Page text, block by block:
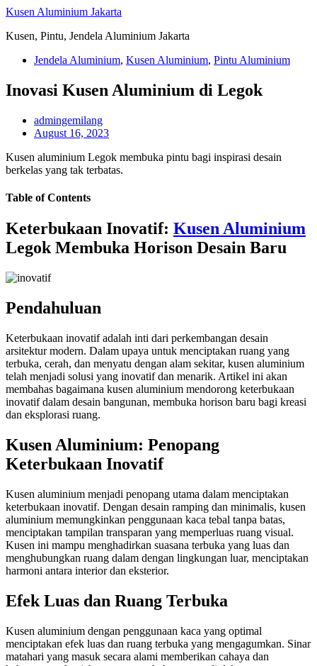
Skip
content
Kusen Aluminium Jakarta
Kusen, Pintu, Jendela Aluminium Jakarta
Jendela Aluminium, Kusen Aluminium, Pintu Aluminium
Inovasi Kusen Aluminium di Legok
admingemilang
August 16, 2023
Kusen aluminium Legok membuka pintu bagi inspirasi desain
berkelas yang tak terbatas.
Table of Contents
Keterbukaan Inovatif: Kusen Aluminium
Legok Membuka Horison Desain Baru
Pendahuluan
Keterbukaan inovatif adalah inti dari perkembangan desain
arsitektur modern. Dalam upaya untuk menciptakan ruang yang
terbuka, cerah, dan menyatu dengan alam sekitar, kusen aluminium
telah menjadi solusi yang inovatif dan menarik. Artikel ini akan
membahas bagaimana kusen aluminium mendorong keterbukaan
inovatif dalam desain bangunan, membuka horison baru bagi kreasi
dan eksplorasi ruang.
Kusen Aluminium: Penopang
Keterbukaan Inovatif
Kusen aluminium menjadi penopang utama dalam menciptakan
keterbukaan inovatif. Dengan desain ramping dan minimalis, kusen
aluminium memungkinkan penggunaan kaca tebal tanpa batas,
menciptakan tampilan transparan yang memperluas ruang visual.
Kusen ini mampu menghadirkan suasana terbuka yang luas dan
menghubungkan ruang dalam dengan lingkungan luar, menciptakan
harmoni antara interior dan eksterior.
Efek Luas dan Ruang Terbuka
Kusen aluminium dengan penggunaan kaca yang optimal
menciptakan efek luas dan ruang terbuka yang mengagumkan. Sinar
matahari yang masuk secara alami memberikan cahaya dan